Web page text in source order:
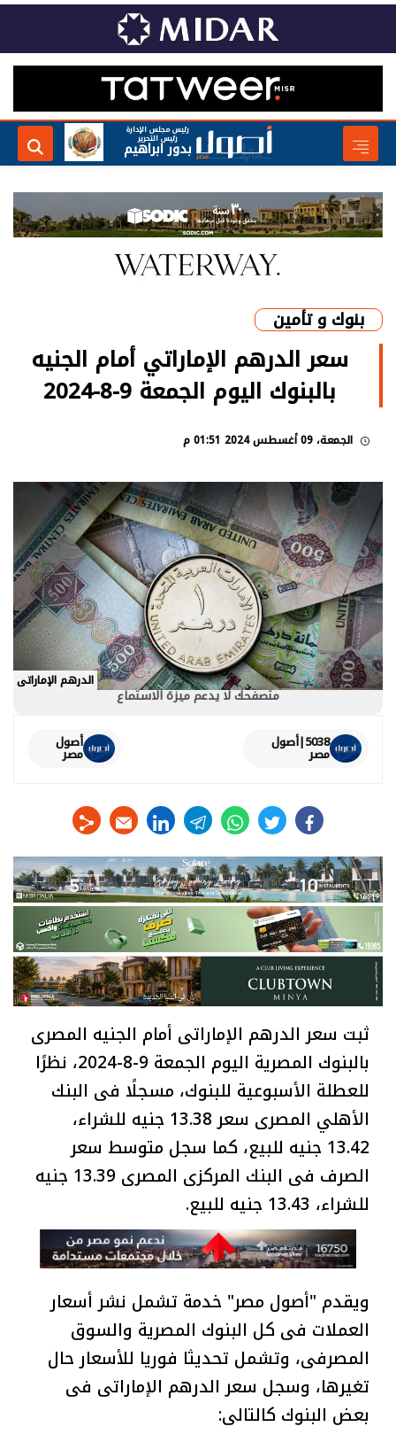
رئيس مجلس الإدارة
رئيس التحرير
بدور ابراهيم
بنوك و تأمين
سعر الدرهم الإماراتي أمام الجنيه
بالبنوك اليوم الجمعة 9-8-2024
الجمعة، 09 أغسطس 2024 01:51 م
الدرهم الإماراتى
متصفحك لا يدعم ميزة الاستماع
5038|أصول
مصر
أصول
مصر
facebook
twitter
whats
telegram
linkedin
ثبت سعر الدرهم الإماراتى أمام الجنيه المصرى
بالبنوك المصرية اليوم الجمعة 9-8-2024، نظرًا
للعطلة الأسبوعية للبنوك، مسجلًا فى البنك
الأهلي المصرى سعر 13.38 جنيه للشراء،
13.42 جنيه للبيع، كما سجل متوسط سعر
الصرف فى البنك المركزى المصرى 13.39 جنيه
للشراء، 13.43 جنيه للبيع.
ويقدم "أصول مصر" خدمة تشمل نشر أسعار
العملات فى كل البنوك المصرية والسوق
المصرفى، وتشمل تحديثا فوريا للأسعار حال
تغيرها، وسجل سعر الدرهم الإماراتى فى
بعض البنوك كالتالى: